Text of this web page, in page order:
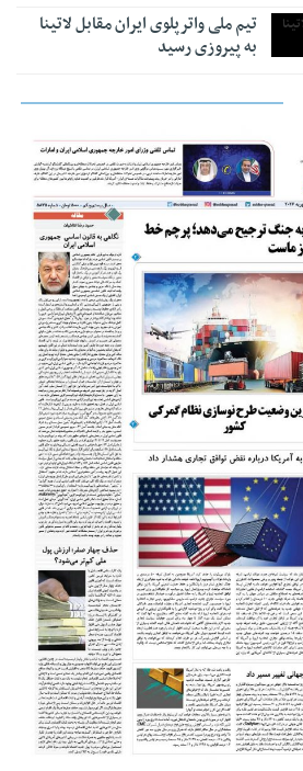
تیم‌ ‌ملی واترپلوی ایران مقابل لاتینا
به پیروزی رسید